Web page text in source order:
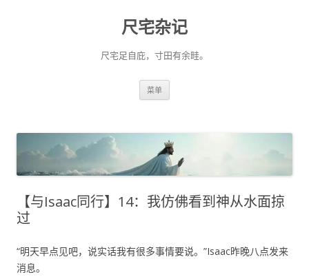
尺宅杂记
尺宅足自庇，寸田有余畦。
菜单
【与Isaac同行】14：我仿佛看到神从水面掠
过
“明天早点见吧，说实话我有很多事情要说。”Isaac昨晚八点发来
消息。